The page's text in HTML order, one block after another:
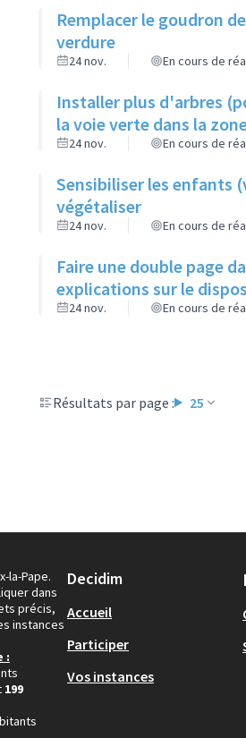
Remplacer le goudron
verdure
24 nov. En cours de
Installer plus d'arbres
la voie verte dans la
24 nov. En cours de
Sensibiliser les enfants
végétaliser
24 nov. En cours de
Faire une double page
explications sur le
24 nov. En cours de
Résultats par page : 25
la-Pape.
dans
précis,
instances
:
199
Decidim
Accueil
Participer
Vos instances